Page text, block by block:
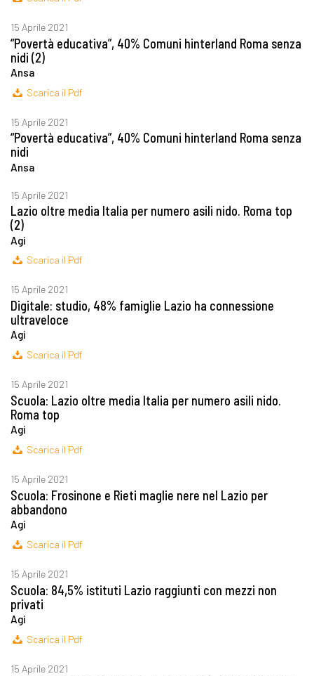
15 Aprile 2021
“Povertà educativa”, 40% Comuni hinterland Roma senza
nidi (2)
Ansa
Scarica il Pdf
15 Aprile 2021
“Povertà educativa”, 40% Comuni hinterland Roma senza
nidi
Ansa
15 Aprile 2021
Lazio oltre media Italia per numero asili nido. Roma top
(2)
Agi
Scarica il Pdf
15 Aprile 2021
Digitale: studio, 48% famiglie Lazio ha connessione
ultraveloce
Agi
Scarica il Pdf
15 Aprile 2021
Scuola: Lazio oltre media Italia per numero asili nido.
Roma top
Agi
Scarica il Pdf
15 Aprile 2021
Scuola: Frosinone e Rieti maglie nere nel Lazio per
abbandono
Agi
Scarica il Pdf
15 Aprile 2021
Scuola: 84,5% istituti Lazio raggiunti con mezzi non
privati
Agi
Scarica il Pdf
15 Aprile 2021